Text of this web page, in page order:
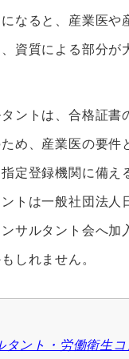
なると、産業医や
資質による部分
ントは、合格証
め、産業医の要件
定登録機関に備
トは一般社団法
サルタント会へ
しれません。
タント・労働衛生